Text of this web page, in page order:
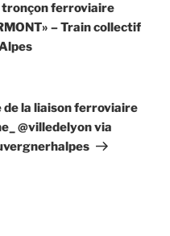
tronçon ferroviaire
– Train collectif
de la liaison ferroviaire
@villedelyon via